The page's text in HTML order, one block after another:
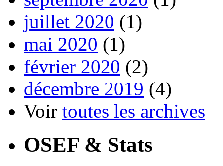
juillet 2020 (1)
mai 2020 (1)
février 2020 (2)
décembre 2019 (4)
Voir toutes les archives
OSEF & Stats